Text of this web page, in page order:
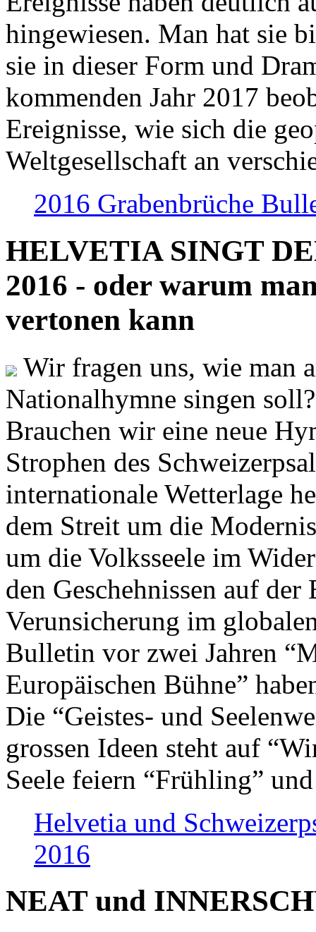
hingewiesen. Man hat sie
sie in dieser Form und
kommenden Jahr 2017
Ereignisse, wie sich die
Weltgesellschaft an
2016 Grabenbrüche
HELVETIA SINGT
2016 - oder warum
vertonen kann
Wir fragen uns, wie man
Nationalhymne singen
Brauchen wir eine neue
Strophen des
internationale Wetterlage
dem Streit um die
um die Volksseele im
den Geschehnissen auf
Verunsicherung im
Bulletin vor zwei Jahren
Europäischen Bühne”
Die “Geistes- und
grossen Ideen steht auf
Seele feiern “Frühling”
Helvetia und
2016
NEAT und